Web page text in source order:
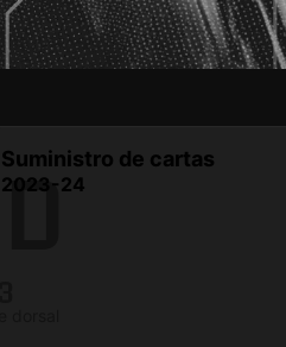
Suministro de cartas
2023-24